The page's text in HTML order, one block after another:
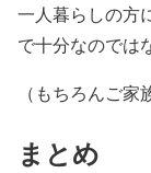
一人暮らしの方
で十分なのでは
（もちろんご家
まとめ